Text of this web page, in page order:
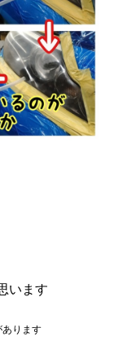
います
あります